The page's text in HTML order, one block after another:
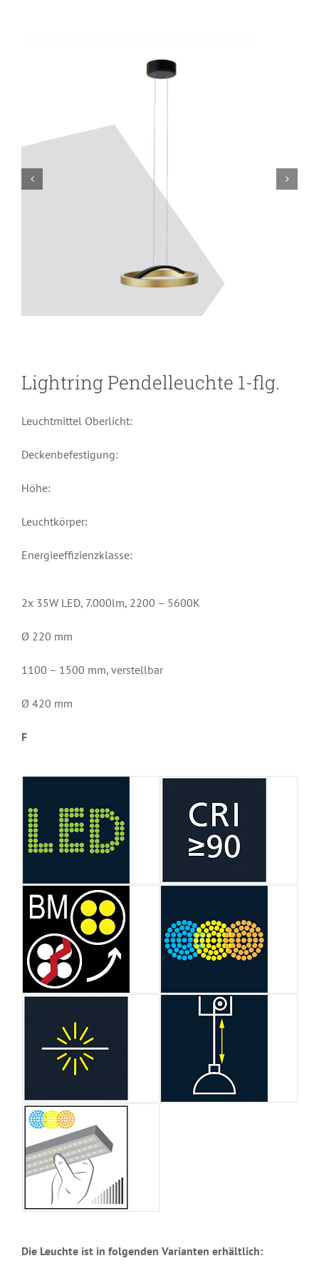
Lightring Pendelleuchte 1-flg.
Leuchtmittel Oberlicht:
Deckenbefestigung:
Höhe:
Leuchtkörper:
Energieeffizienzklasse:
2x 35W LED, 7.000lm, 2200 – 5600K
Ø 220 mm
1100 – 1500 mm, verstellbar
Ø 420 mm
F
Die Leuchte ist in folgenden Varianten erhältlich: